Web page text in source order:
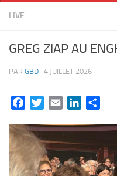
LIVE
GREG ZIAP AU
PAR GBD · 4 JUILLET 2026
FacebookTwitterEmail LinkedIn